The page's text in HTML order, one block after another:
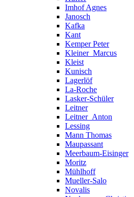
Imhof Agnes
Janosch
Kafka
Kant
Kemper Peter
Kleiner_Marcus
Kleist
Kunisch
Lagerlöf
La-Roche
Lasker-Schüler
Leitner
Leitner_Anton
Lessing
Mann Thomas
Maupassant
Meerbaum-Eisinger
Moritz
Mühlhoff
Mueller-Salo
Novalis